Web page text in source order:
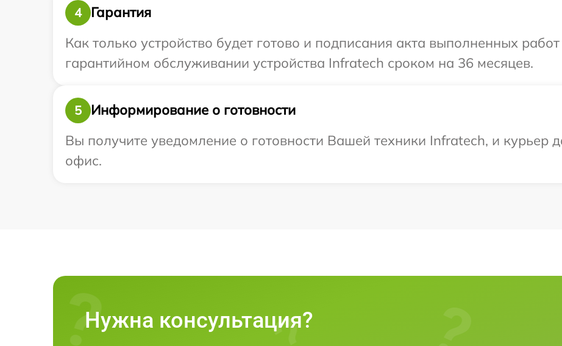
4
Гарантия
Как только устройство будет готово и подписания акта выполненных
гарантийном обслуживании устройства Infratech сроком на 36 месяцев.
5
Информирование о готовности
Вы получите уведомление о готовности Вашей техники Infratech, и курьер
офис.
Нужна консультация?